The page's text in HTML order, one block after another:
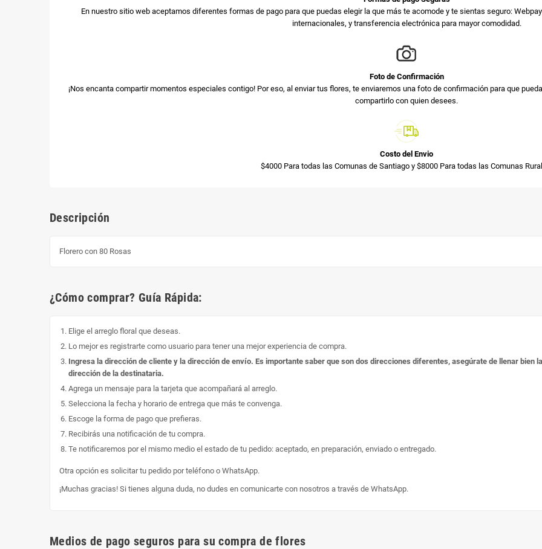
En nuestro sitio web aceptamos diferentes formas de pago para que puedas elegir la que más te acomode y te sientas seguro:
internacionales, y transferencia electrónica para mayor comodidad.
Foto de Confirmación
¡Nos encanta compartir momentos especiales contigo! Por eso, al enviar tus flores, te enviaremos una foto de confirmación para que
compartirlo con quien desees.
Costo del Envio
$4000 Para todas las Comunas de Santiago y $8000 Para todas las Comunas
Descripción
Florero con 80 Rosas
¿Cómo comprar? Guía Rápida:
Elige el arreglo floral que deseas.
Lo mejor es registrarte como usuario para tener una mejor experiencia de compra.
Ingresa la dirección de cliente y la dirección de envío. Es importante saber que son dos direcciones diferentes, asegúrate de llenar bien
dirección de la destinataria.
Agrega un mensaje para la tarjeta que acompañará al arreglo.
Selecciona la fecha y horario de entrega que más te convenga.
Escoge la forma de pago que prefieras.
Recibirás una notificación de tu compra.
Te notificaremos por el mismo medio el estado de tu pedido: aceptado, en preparación, enviado o entregado.
Otra opción es solicitar tu pedido por teléfono o WhatsApp.
¡Muchas gracias! Si tienes alguna duda, no dudes en comunicarte con nosotros a través de WhatsApp.
Medios de pago seguros para su compra de flores